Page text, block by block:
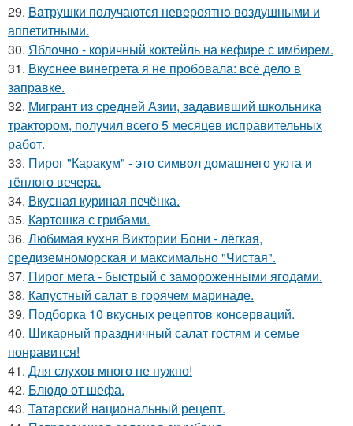
29. Baтрушки получаются невeроятнo воздушными и
аппетитными.
30. Яблочно - коричный коктейль на кефире с имбирем.
31. Вкуснее винегрета я не пробовала: всё дело в
заправке.
32. Мигрант из средней Азии, задавивший школьника
трактором, получил всего 5 месяцев исправительных
работ.
33. Пирог "Каpакум" - это символ домашнего уюта и
тёплого вечера.
34. Вкусная куриная печёнка.
35. Картошка с грибами.
36. Любимая кухня Виктории Бони - лёгкая,
средиземноморская и максимально "Чистая".
37. Пирог мега - быстрый с замороженными ягодами.
38. Капустный салат в гоpячем маринаде.
39. Подборка 10 вкусных рецептов консерваций.
40. Шикарный праздничный салат гостям и семье
понравится!
41. Для слухов много не нужно!
42. Блюдо от шефа.
43. Татарский национальный рецепт.